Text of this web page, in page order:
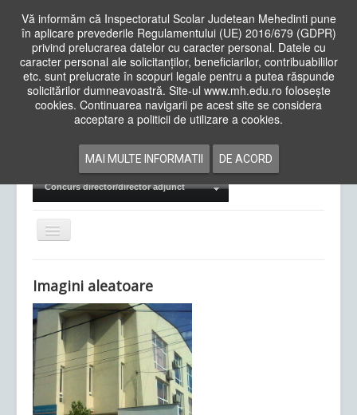
Vă informăm că Inspectoratul Scolar Judetean Mehedinti pune
în aplicare prevederile Regulamentului (UE) 2016/679 (GDPR)
privind prelucrarea datelor cu caracter personal. Datele cu
caracter personal ale solicitanților, beneficiarilor, contribuabililor
etc. sunt prelucrate în scopuri legale pentru a putea răspunde
solicitărilor dumneavoastră. Site-ul www.mh.edu.ro folosește
cookies. Continuarea navigarii pe acest site se considera
acceptare a politicii de utilizare a cookies.
MAI MULTE INFORMATII DE ACORD
Cauta
in
siteAcasa Cadre Didactice
Examene Naționale
Concurs director/director adjunct
Comută
navigarea
Ultimele articole: Vi, 04.11.2022 -
Județean Mehedinți
Imagini aleatoare